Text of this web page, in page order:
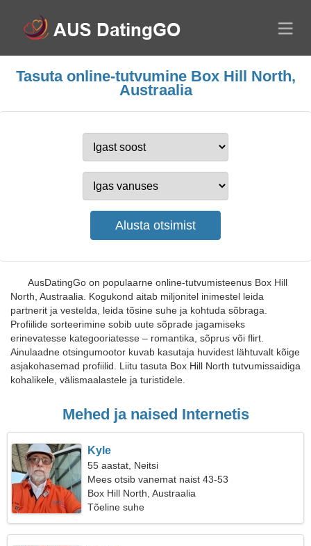
Tasuta online-tutvumine Box Hill North,
Austraalia
AusDatingGo on populaarne online-tutvumisteenus Box Hill
North, Austraalia. Kogukond aitab miljonitel inimestel leida
partnerit ja vestelda, leida tõsine suhe ja kohtuda sõbraga.
Profiilide sorteerimine sobib uute sõprade jagamiseks
erinevatesse kategooriatesse – romantika, sõprus või flirt.
Ainulaadne otsingumootor kuvab kasutaja huvidest lähtuvalt kõige
asjakohasemad profiilid. Liitu tasuta Box Hill North tutvumissaidiga
kohalikele, välismaalastele ja turistidele.
Mehed ja naised Internetis
Kyle
55 aastat, Neitsi
Mees otsib vanemat naist 43-53
Box Hill North, Austraalia
Tõeline suhe